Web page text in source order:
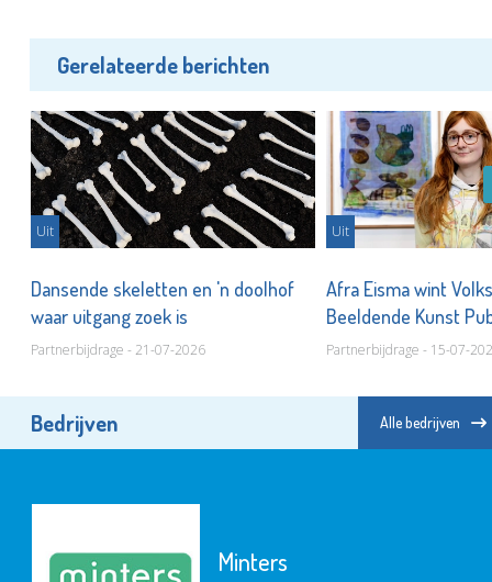
Gerelateerde berichten
Uit
Dansende skeletten en 'n doolhof
waar uitgang zoek is
Partnerbijdrage - 21-07-2026
Uit
Afra Eisma wint
Beeldende Kunst
Partnerbijdrage - 15-07-
Bedrijven Alle bedrijven
Minters